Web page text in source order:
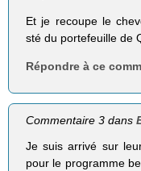
Et je recoupe le
sté du portefeuille de
Répondre à ce
Commentaire 3 dans
Je suis arrivé sur
pour le programme